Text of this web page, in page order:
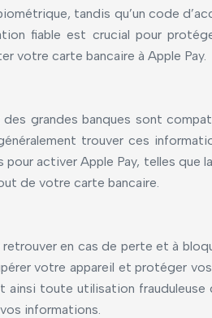
tandis qu’un code
fiable est crucial pour
votre carte bancaire à Apple Pay.
grandes banques sont
trouver ces
activer Apple Pay, telles
de votre carte bancaire.
en cas de perte et à
votre appareil et protéger
ainsi toute utilisation
informations.